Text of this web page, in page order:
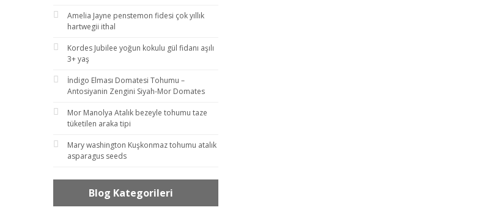
Amelia Jayne penstemon fidesi çok yıllık
hartwegii ithal
Kordes Jubilee yoğun kokulu gül fidanı aşılı
3+ yaş
İndigo Elması Domatesi Tohumu –
Antosiyanin Zengini Siyah-Mor Domates
Mor Manolya Atalık bezeyle tohumu taze
tüketilen araka tipi
Mary washington Kuşkonmaz tohumu atalık
asparagus seeds
Blog Kategorileri